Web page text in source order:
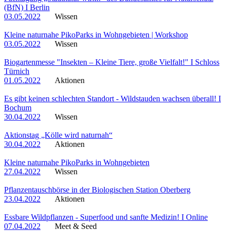
(BfN) I Berlin
03.05.2022
Wissen
Kleine naturnahe PikoParks in Wohngebieten | Workshop
03.05.2022
Wissen
Biogartenmesse "Insekten – Kleine Tiere, große Vielfalt!" I Schloss
Türnich
01.05.2022
Aktionen
Es gibt keinen schlechten Standort - Wildstauden wachsen überall! I
Bochum
30.04.2022
Wissen
Aktionstag „Kölle wird naturnah“
30.04.2022
Aktionen
Kleine naturnahe PikoParks in Wohngebieten
27.04.2022
Wissen
Pflanzentauschbörse in der Biologischen Station Oberberg
23.04.2022
Aktionen
Essbare Wildpflanzen - Superfood und sanfte Medizin! I Online
07.04.2022
Meet & Seed